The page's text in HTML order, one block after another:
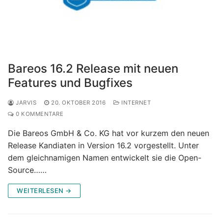
Bareos 16.2 Release mit neuen
Features und Bugfixes
JARVIS 20. OKTOBER 2016
INTERNET
0 KOMMENTARE
Die Bareos GmbH & Co. KG hat vor kurzem den neuen
Release Kandiaten in Version 16.2 vorgestellt. Unter
dem gleichnamigen Namen entwickelt sie die Open-
Source……
WEITERLESEN →